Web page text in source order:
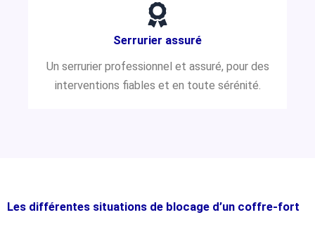
Serrurier assuré
Un serrurier professionnel et assuré, pour des
interventions fiables et en toute sérénité.
Les différentes situations de blocage d’un coffre-fort